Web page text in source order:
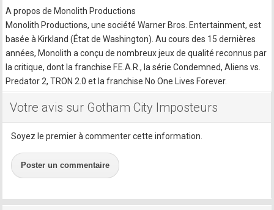
A propos de Monolith Productions
Monolith Productions, une société Warner Bros. Entertainment, est
basée à Kirkland (État de Washington). Au cours des 15 dernières
années, Monolith a conçu de nombreux jeux de qualité reconnus par
la critique, dont la franchise F.E.A.R., la série Condemned, Aliens vs.
Predator 2, TRON 2.0 et la franchise No One Lives Forever.
Votre avis sur Gotham City Imposteurs
Soyez le premier à commenter cette information.
Poster un commentaire